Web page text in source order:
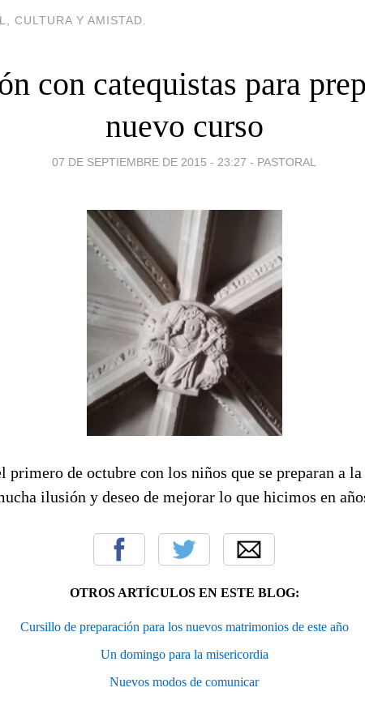
CULTURA Y AMISTAD.
con catequistas para
nuevo curso
07 DE SEPTIEMBRE DE 2015 - 23:27 - PASTORAL
primero de octubre con los niños que se preparan a
ilusión y deseo de mejorar lo que hicimos en
OTROS ARTÍCULOS EN ESTE BLOG:
Cursillo de preparación para los nuevos matrimonios de este año
Un domingo para la misericordia
Nuevos modos de comunicar